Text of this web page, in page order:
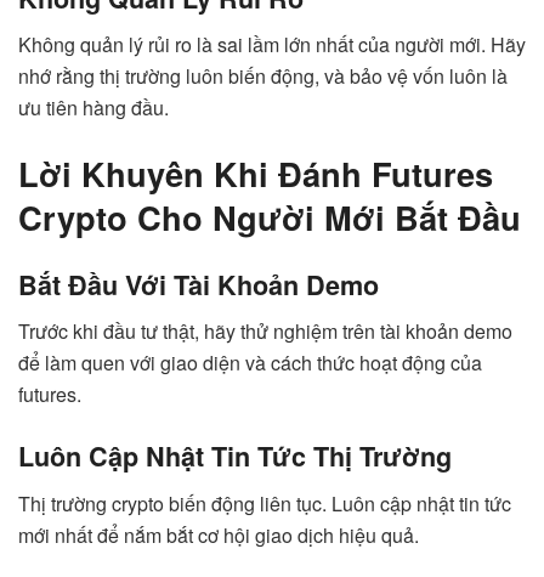
Không quản lý rủi ro là sai lầm lớn nhất của người mới. Hãy
nhớ rằng thị trường luôn biến động, và bảo vệ vốn luôn là
ưu tiên hàng đầu.
Lời Khuyên Khi Đánh Futures
Crypto Cho Người Mới Bắt Đầu
Bắt Đầu Với Tài Khoản Demo
Trước khi đầu tư thật, hãy thử nghiệm trên tài khoản demo
để làm quen với giao diện và cách thức hoạt động của
futures.
Luôn Cập Nhật Tin Tức Thị Trường
Thị trường crypto biến động liên tục. Luôn cập nhật tin tức
mới nhất để nắm bắt cơ hội giao dịch hiệu quả.